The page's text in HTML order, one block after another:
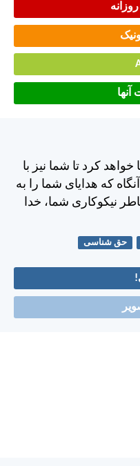
كرد تا شما نيز با
كه هدايای شما را به
نيكوكاری شما، خدا
حق شناسی